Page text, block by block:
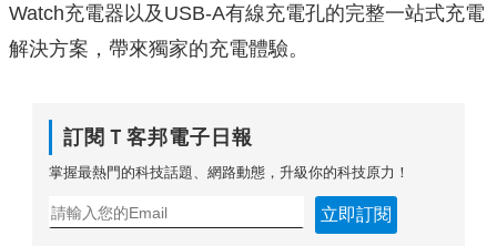
Watch充電器以及USB-A有線充電孔的完整一站式充電
解決方案，帶來獨家的充電體驗。
訂閱Ｔ客邦電子日報
掌握最熱門的科技話題、網路動態，升級你的科技原力！
立即訂閱